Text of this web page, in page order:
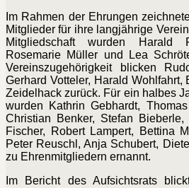
Im Rahmen der Ehrungen
Mitglieder für ihre langjährige
Mitgliedschaft wurden Harald
Rosemarie Müller und Lea
Vereinszugehörigkeit blicken
Gerhard Votteler, Harald
Zeidelhack zurück. Für ein halbes
wurden Kathrin Gebhardt,
Christian Benker, Stefan
Fischer, Robert Lampert, Bettina
Peter Reuschl, Anja Schubert,
zu Ehrenmitgliedern ernannt.
Im Bericht des Aufsichtsrats